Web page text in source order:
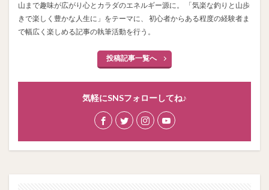
山まで趣味が広がり心とカラダのエネルギー源に。 「気楽な釣りと山歩
きで楽しく豊かな人生に」をテーマに、 初心者からある程度の経験者ま
で幅広く楽しめる記事の執筆活動を行う。
投稿記事一覧へ
気軽にSNSフォローしてね♪